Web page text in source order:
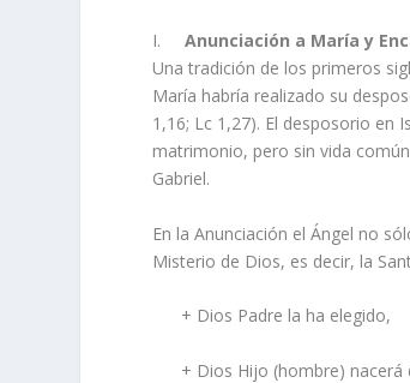
I.Anunciación a María y
Una tradición de los primeros
María habría realizado su
1,16; Lc 1,27). El desposorio en
matrimonio, pero sin vida
Gabriel.
En la Anunciación el Ángel no
Misterio de Dios, es decir, la
+ Dios Padre la ha elegido,
+ Dios Hijo (hombre) nacerá